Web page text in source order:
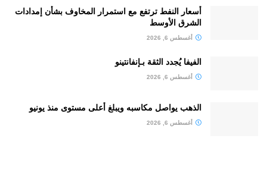
أسعار النفط ترتفع مع استمرار المخاوف بشأن إمدادات
الشرق الأوسط
أغسطس 6, 2026
الفيفا يُجدد الثقة بـإنفانتينو
أغسطس 6, 2026
الذهب يواصل مكاسبه ويبلغ أعلى مستوى منذ يونيو
أغسطس 6, 2026